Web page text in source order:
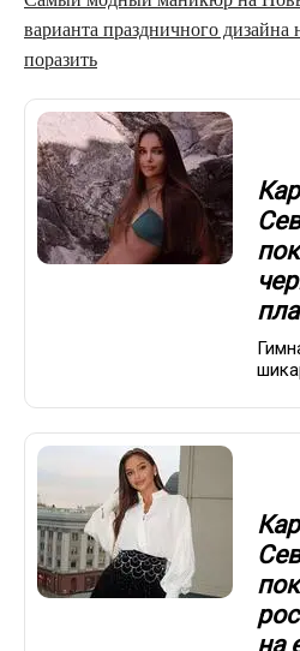
варианта праздничного дизайна
поразить
на